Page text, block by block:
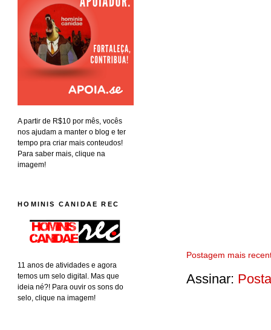
Postagem mais
Assinar:
A partir de R$10 por mês, vocês
nos ajudam a manter o blog e ter
tempo pra criar mais conteudos!
Para saber mais, clique na
imagem!
HOMINIS CANIDAE REC
11 anos de atividades e agora
temos um selo digital. Mas que
ideia né?! Para ouvir os sons do
selo, clique na imagem!